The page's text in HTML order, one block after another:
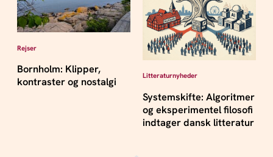
Rejser
Bornholm: Klipper,
kontraster og nostalgi
Litteraturnyheder
Systemskifte: Algoritmer
og eksperimentel filosofi
indtager dansk litteratur